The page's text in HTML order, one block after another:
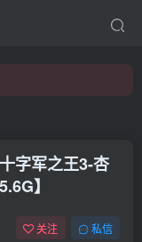
fabuye/
fabuye/
字军之王3-杏
】
关注 私信